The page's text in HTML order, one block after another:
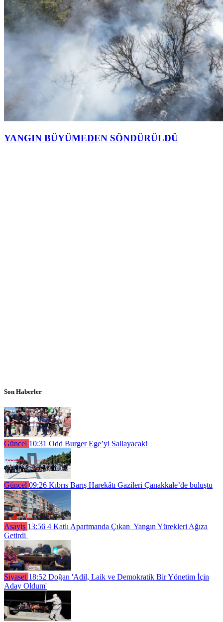
YANGIN BÜYÜMEDEN SÖNDÜRÜLDÜ
Son Haberler
Güncel 10:31 Odd Burger Ege’yi Sallayacak!
Güncel 09:26 Kıbrıs Barış Harekâtı Gazileri Çanakkale’de buluştu
Asayiş 13:56 4 Katlı Apartmanda Çıkan Yangın Yürekleri Ağıza
Getirdi
Siyaset 18:52 Doğan 'Adil, Laik ve Demokratik Bir Yönetim İçin
Aday Oldum'